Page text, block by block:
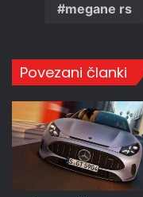
megane rs
Povezani članki